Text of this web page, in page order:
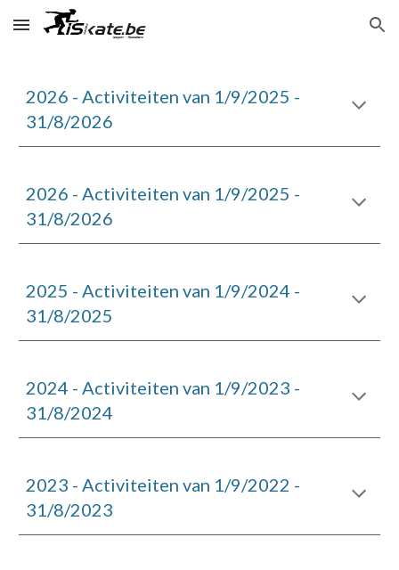
Skip to main content Skip to navigation
2026 - Activiteiten van 1/9/2025 -
31/8/2026
2026 - Activiteiten van 1/9/2025 -
31/8/2026
2025 - Activiteiten van 1/9/2024 -
31/8/2025
2024 - Activiteiten van 1/9/2023 -
31/8/2024
2023 - Activiteiten van 1/9/2022 -
31/8/2023